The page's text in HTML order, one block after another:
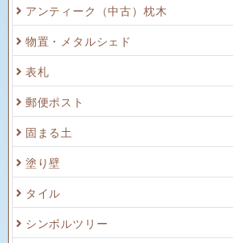
アンティーク（中古）枕木
物置・メタルシェド
表札
郵便ポスト
固まる土
塗り壁
タイル
シンボルツリー